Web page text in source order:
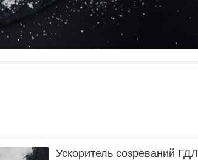
Ускоритель созреваний ГДЛ